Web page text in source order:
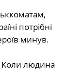
потрібні
минув.
Коли людина